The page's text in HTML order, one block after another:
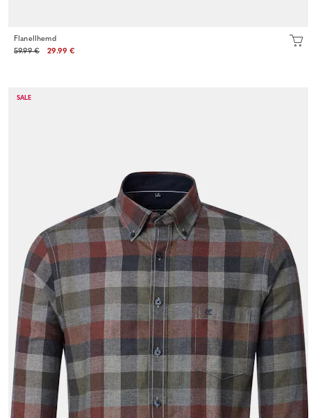
Flanellhemd
59.99 €
29.99 €
SALE